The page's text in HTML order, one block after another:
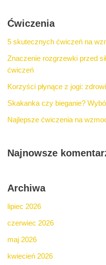
Ćwiczenia
5 skutecznych ćwiczeń na
Znaczenie rozgrzewki przed
ćwiczeń
Korzyści płynące z jogi:
Skakanka czy bieganie?
Najlepsze ćwiczenia na
Najnowsze
Archiwa
lipiec 2026
czerwiec 2026
maj 2026
kwiecień 2026